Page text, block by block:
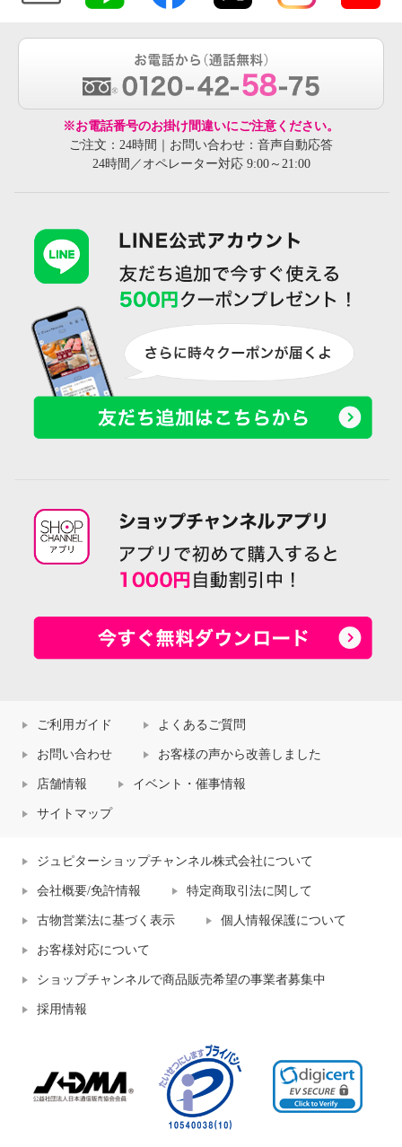
※お電話番号のお掛け間違いにご注意ください。
ご注文：24時間｜お問い合わせ：音声自動応答
24時間／オペレーター対応 9:00～21:00
ご利用ガイド よくあるご質問
お問い合わせ お客様の声から改善しました
店舗情報 イベント・催事情報
サイトマップ
ジュピターショップチャンネル株式会社について
会社概要/免許情報 特定商取引法に関して
古物営業法に基づく表示 個人情報保護について
お客様対応について
ショップチャンネルで商品販売希望の事業者募集中
採用情報